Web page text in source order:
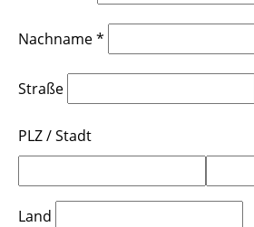
Nachname*
Straße
PLZ/Stadt
Land